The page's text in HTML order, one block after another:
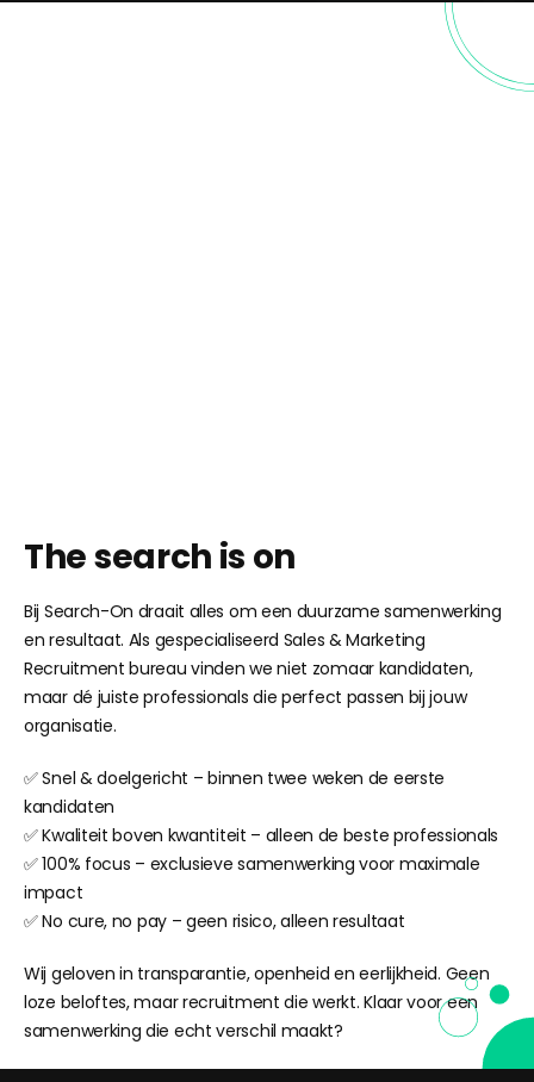
The search is on
Bij Search-On draait alles om een duurzame samenwerking
en resultaat. Als gespecialiseerd Sales & Marketing
Recruitment bureau vinden we niet zomaar kandidaten,
maar dé juiste professionals die perfect passen bij jouw
organisatie.
✅Snel & doelgericht – binnen twee weken de eerste
kandidaten
✅Kwaliteit boven kwantiteit – alleen de beste professionals
✅100% focus – exclusieve samenwerking voor maximale
impact
✅No cure, no pay – geen risico, alleen resultaat
Wij geloven in transparantie, openheid en eerlijkheid. Geen
loze beloftes, maar recruitment die werkt. Klaar voor een
samenwerking die echt verschil maakt?